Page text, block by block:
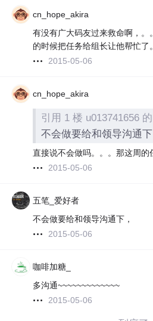
cn_hope_akira
有没有广大码友过来救命啊，。
的时候把任务给组长让他帮忙了
2015-05-06
cn_hope_akira
引用 1 楼 u013741656
不会做要给和领导沟通下
直接说不会做吗。。。那这周的
2015-05-06
五笔_爱好者
不会做要给和领导沟通下，
2015-05-06
咖啡加糖_
多沟通~~~~~~~~~~~~~
2015-05-06